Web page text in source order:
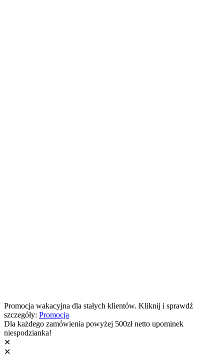
Promocja wakacyjna dla stałych klientów. Kliknij i sprawdź
szczegóły: Promocja
Dla każdego zamówienia powyżej 500zł netto upominek
niespodzianka!
✕
✕